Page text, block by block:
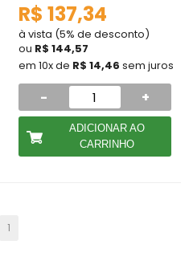
R$ 137,34
à vista (5% de desconto)
ou R$ 144,57
em 10x de R$ 14,46 sem juros
- +
ADICIONAR AO
CARRINHO
1